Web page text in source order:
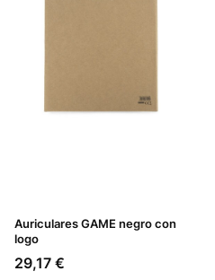
Auriculares GAME negro con
logo
Precio
29,17 €